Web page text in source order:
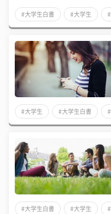
#大学生白書 #大学生
#大学生 #大学生白書
#大学生白書 #大学生